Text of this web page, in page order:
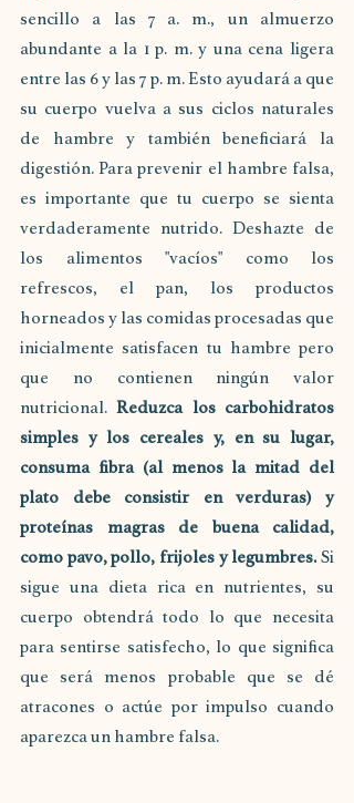
sencillo a las 7 a. m., un almuerzo
abundante a la 1 p. m. y una cena ligera
entre las 6 y las 7 p. m. Esto ayudará a que
su cuerpo vuelva a sus ciclos naturales
de hambre y también beneficiará la
digestión. Para prevenir el hambre falsa,
es importante que tu cuerpo se sienta
verdaderamente nutrido. Deshazte de
los alimentos "vacíos" como los
refrescos, el pan, los productos
horneados y las comidas procesadas que
inicialmente satisfacen tu hambre pero
que no contienen ningún valor
nutricional. Reduzca los carbohidratos
simples y los cereales y, en su lugar,
consuma fibra (al menos la mitad del
plato debe consistir en verduras) y
proteínas magras de buena calidad,
como pavo, pollo, frijoles y legumbres. Si
sigue una dieta rica en nutrientes, su
cuerpo obtendrá todo lo que necesita
para sentirse satisfecho, lo que significa
que será menos probable que se dé
atracones o actúe por impulso cuando
aparezca un hambre falsa.